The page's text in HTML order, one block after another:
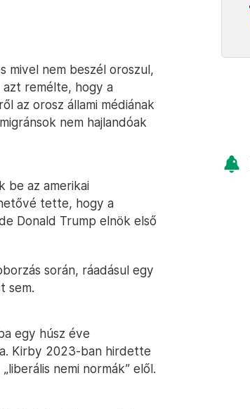
mivel nem beszél oroszul,
azt remélte, hogy a
az orosz állami médiának
nem hajlandóak
be az amerikai
tette, hogy a
Donald Trump elnök első
során, ráadásul egy
sem.
egy húsz éve
Kirby 2023-ban hirdette
nemi normák” elől.